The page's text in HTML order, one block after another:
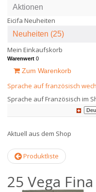
Aktionen
Eicifa Neuheiten
Neuheiten (25)
Mein Einkaufskorb
Warenwert 0
Zum Warenkorb
Sprache auf französisch
Sprache auf Französisch im
Aktuell aus dem Shop
Produktliste
25 Vega